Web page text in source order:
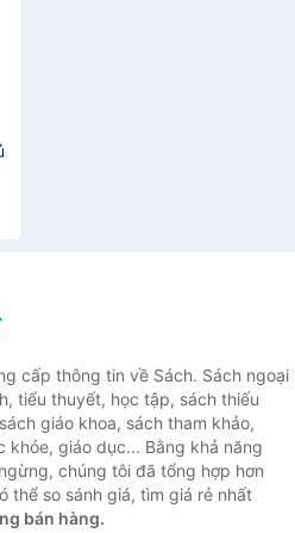
cấp thông tin về Sách. Sách ngoại
tiểu thuyết, học tập, sách thiếu
giáo khoa, sách tham khảo,
khỏe, giáo dục... Bằng khả năng
chúng tôi đã tổng hợp hơn
thể so sánh giá, tìm giá rẻ nhất
bán hàng.